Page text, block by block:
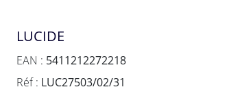
LUCIDE
EAN : 5411212272218
Réf : LUC27503/02/31